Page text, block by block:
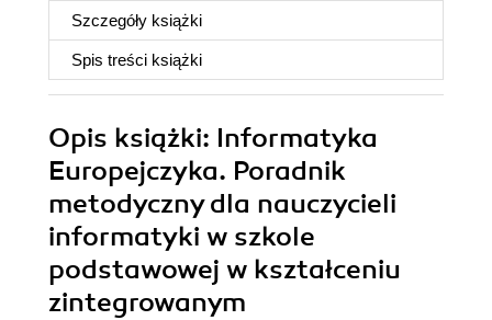
Szczegóły książki
Spis treści książki
Opis książki: Informatyka
Europejczyka. Poradnik
metodyczny dla nauczycieli
informatyki w szkole
podstawowej w kształceniu
zintegrowanym